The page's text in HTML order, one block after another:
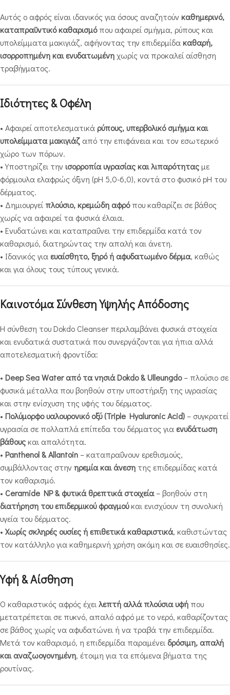
Αυτός ο αφρός είναι ιδανικός για όσους αναζητούν καθημερινό,
καταπραϋντικό καθαρισμόπου αφαιρεί σμήγμα, ρύπους και
υπολείμματα μακιγιάζ, αφήνοντας την επιδερμίδακαθαρή,
ισορροπημένη και ενυδατωμένηχωρίς να προκαλεί αίσθηση
τραβήγματος.
Ιδιότητες & Οφέλη
• Αφαιρεί αποτελεσματικάρύπους, υπερβολικό σμήγμα και
υπολείμματα μακιγιάζ από την επιφάνεια και τον εσωτερικό
χώρο των πόρων.
• Υποστηρίζει την ισορροπία υγρασίας και λιπαρότηταςμε
φόρμουλα ελαφρώς όξινη (pH 5,0-6,0), κοντά στο φυσικό pH του
δέρματος.
• Δημιουργεί πλούσιο, κρεμώδη αφρόπου καθαρίζει σε βάθος
χωρίς να αφαιρεί τα φυσικά έλαια.
• Ενυδατώνει και καταπραΰνει την επιδερμίδα κατά τον
καθαρισμό, διατηρώντας την απαλή και άνετη.
• Ιδανικός για ευαίσθητο, ξηρό ή αφυδατωμένο δέρμα, καθώς
και για όλους τους τύπους γενικά.
Καινοτόμα Σύνθεση Υψηλής Απόδοσης
Η σύνθεση του Dokdo Cleanser περιλαμβάνει φυσικά στοιχεία
και ενυδατικά συστατικά που συνεργάζονται για ήπια αλλά
αποτελεσματική φροντίδα:
• Deep Sea Water από τα νησιά Dokdo & Ulleungdo– πλούσιο σε
φυσικά μέταλλα που βοηθούν στην υποστήριξη της υγρασίας
και στην ενίσχυση της υφής του δέρματος.
• Πολύμορφο υαλουρονικό οξύ (Triple Hyaluronic Acid) – συγκρατεί
υγρασία σε πολλαπλά επίπεδα του δέρματος για ενυδάτωση
βάθουςκαι απαλότητα.
• Panthenol & Allantoin – καταπραΰνουν ερεθισμούς,
συμβάλλοντας στην ηρεμία και άνεση της επιδερμίδας κατά
τον καθαρισμό.
• Ceramide NP & φυτικά θρεπτικά στοιχεία– βοηθούν στη
διατήρηση του επιδερμικού φραγμούκαι ενισχύουν τη συνολική
υγεία του δέρματος.
• Χωρίς σκληρές ουσίες ή επιθετικά καθαριστικά, καθιστώντας
τον κατάλληλο για καθημερινή χρήση ακόμη και σε ευαισθησίες.
Υφή & Αίσθηση
Ο καθαριστικός αφρός έχειλεπτή αλλά πλούσια υφή που
μετατρέπεται σε πυκνό, απαλό αφρό με το νερό, καθαρίζοντας
σε βάθος χωρίς να αφυδατώνει ή να τραβά την επιδερμίδα.
Μετά τον καθαρισμό, η επιδερμίδα παραμένει δρόσιμη, απαλή
και αναζωογονημένη, έτοιμη για τα επόμενα βήματα της
ρουτίνας.